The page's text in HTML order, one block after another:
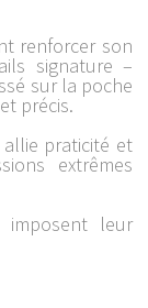
renforcer son
signature –
sur la poche
précis.
praticité et
extrêmes
leur